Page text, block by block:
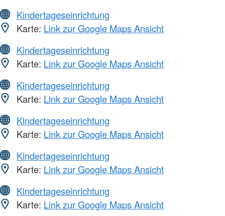
Kindertageseinrichtung
Karte: Link zur Google Maps Ansicht
Kindertageseinrichtung
Karte: Link zur Google Maps Ansicht
Kindertageseinrichtung
Karte: Link zur Google Maps Ansicht
Kindertageseinrichtung
Karte: Link zur Google Maps Ansicht
Kindertageseinrichtung
Karte: Link zur Google Maps Ansicht
Kindertageseinrichtung
Karte: Link zur Google Maps Ansicht